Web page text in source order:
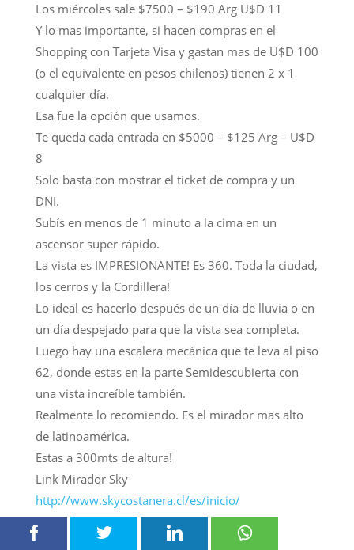
Los miércoles sale $7500 – $190 Arg U$D 11
Y lo mas importante, si hacen compras en el
Shopping con Tarjeta Visa y gastan mas de U$D 100
(o el equivalente en pesos chilenos) tienen 2 x 1
cualquier día.
Esa fue la opción que usamos.
Te queda cada entrada en $5000 – $125 Arg – U$D
8
Solo basta con mostrar el ticket de compra y un
DNI.
Subís en menos de 1 minuto a la cima en un
ascensor super rápido.
La vista es IMPRESIONANTE! Es 360. Toda la ciudad,
los cerros y la Cordillera!
Lo ideal es hacerlo después de un día de lluvia o en
un día despejado para que la vista sea completa.
Luego hay una escalera mecánica que te leva al piso
62, donde estas en la parte Semidescubierta con
una vista increíble también.
Realmente lo recomiendo. Es el mirador mas alto
de latinoamérica.
Estas a 300mts de altura!
Link Mirador Sky
http://www.skycostanera.cl/es/inicio/
Patio de comidas